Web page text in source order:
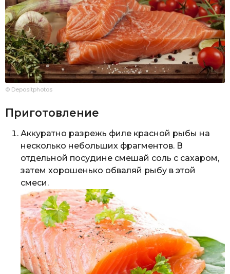
© Depositphotos
Приготовление
Аккуратно разрежь филе красной рыбы на
несколько небольших фрагментов. В
отдельной посудине смешай соль с сахаром,
затем хорошенько обваляй рыбу в этой
смеси.